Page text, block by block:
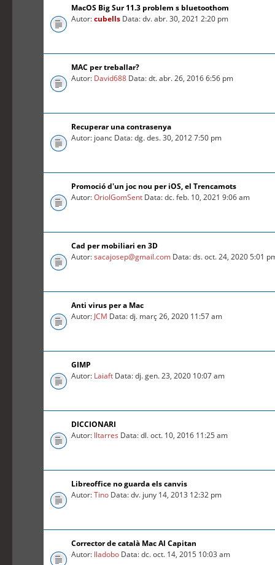
MacOS Big Sur 11.3 problem s bluetoothom
Autor:cubells Data: dv. abr. 30, 2021 2:20 pm
MAC per treballar?
Autor: David688 Data: dt. abr. 26, 2016 6:56 pm
Recuperar una contrasenya
Autor: joanc Data: dg. des. 30, 2012 7:50 pm
Promoció d'un joc nou per iOS, el Trencamots
Autor:OriolGomSent Data: dc. feb. 10, 2021 9:06 am
Cad per mobiliari en 3D
Autor:sacajosep@gmail.com Data: ds. oct. 24, 2020 5:01
Anti virus per a Mac
Autor: JCM Data: dj. març 26, 2020 11:57 am
GIMP
Autor: Laiaft Data: dj. gen. 23, 2020 10:07 am
DICCIONARI
Autor: lltarres Data: dl. oct. 10, 2016 11:25 am
Libreoffice no guarda els canvis
Autor:Tino Data: dv. juny 14, 2013 12:32 pm
Corrector de català Mac Al Capitan
Autor: lladobo Data: dc. oct. 14, 2015 10:03 am